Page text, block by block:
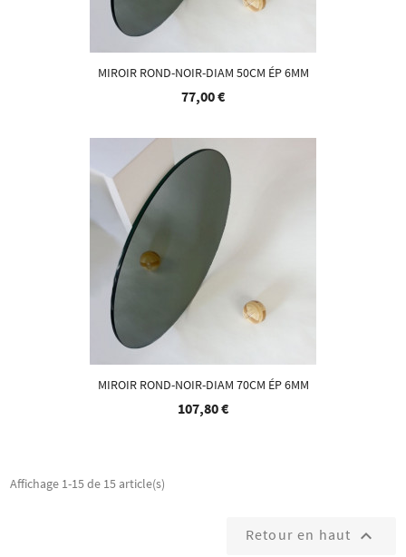
MIROIR ROND-NOIR-DIAM 50CM ÉP 6MM
77,00 €
MIROIR ROND-NOIR-DIAM 70CM ÉP 6MM
107,80 €
Affichage 1-15 de 15 article(s)
Retour en haut 